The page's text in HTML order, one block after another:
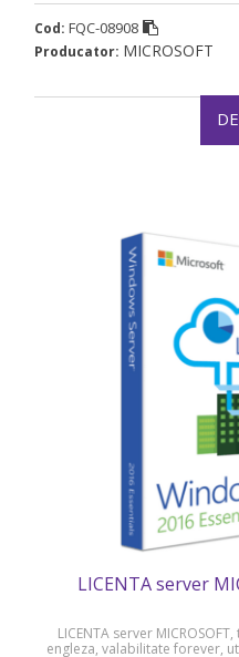
Cod: FQC-08908
Producator: MICROSOFT
LICENTA server
LICENTA server
engleza, valabilitate forever,